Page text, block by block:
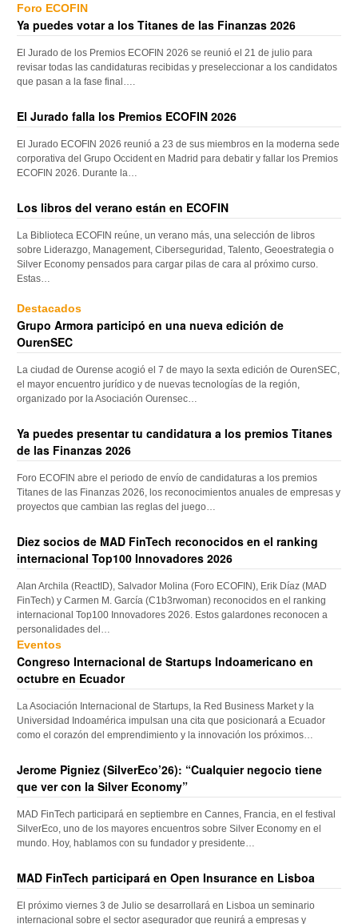
Foro ECOFIN
Ya puedes votar a los Titanes de las Finanzas 2026
El Jurado de los Premios ECOFIN 2026 se reunió el 21 de julio para
revisar todas las candidaturas recibidas y preseleccionar a los candidatos
que pasan a la fase final….
El Jurado falla los Premios ECOFIN 2026
El Jurado ECOFIN 2026 reunió a 23 de sus miembros en la moderna sede
corporativa del Grupo Occident en Madrid para debatir y fallar los Premios
ECOFIN 2026. Durante la…
Los libros del verano están en ECOFIN
La Biblioteca ECOFIN reúne, un verano más, una selección de libros
sobre Liderazgo, Management, Ciberseguridad, Talento, Geoestrategia o
Silver Economy pensados para cargar pilas de cara al próximo curso.
Estas…
Destacados
Grupo Armora participó en una nueva edición de
OurenSEC
La ciudad de Ourense acogió el 7 de mayo la sexta edición de OurenSEC,
el mayor encuentro jurídico y de nuevas tecnologías de la región,
organizado por la Asociación Ourensec…
Ya puedes presentar tu candidatura a los premios Titanes
de las Finanzas 2026
Foro ECOFIN abre el periodo de envío de candidaturas a los premios
Titanes de las Finanzas 2026, los reconocimientos anuales de empresas y
proyectos que cambian las reglas del juego…
Diez socios de MAD FinTech reconocidos en el ranking
internacional Top100 Innovadores 2026
Alan Archila (ReactID), Salvador Molina (Foro ECOFIN), Erik Díaz (MAD
FinTech) y Carmen M. García (C1b3rwoman) reconocidos en el ranking
internacional Top100 Innovadores 2026. Estos galardones reconocen a
personalidades del…
Eventos
Congreso Internacional de Startups Indoamericano en
octubre en Ecuador
La Asociación Internacional de Startups, la Red Business Market y la
Universidad Indoamérica impulsan una cita que posicionará a Ecuador
como el corazón del emprendimiento y la innovación los próximos…
Jerome Pigniez (SilverEco’26): “Cualquier negocio tiene
que ver con la Silver Economy”
MAD FinTech participará en septiembre en Cannes, Francia, en el festival
SilverEco, uno de los mayores encuentros sobre Silver Economy en el
mundo. Hoy, hablamos con su fundador y presidente…
MAD FinTech participará en Open Insurance en Lisboa
El próximo viernes 3 de Julio se desarrollará en Lisboa un seminario
internacional sobre el sector asegurador que reunirá a empresas y